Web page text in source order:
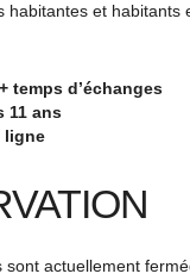
habitantes et
temps d’échanges
11 ans
ligne
sont actuellement